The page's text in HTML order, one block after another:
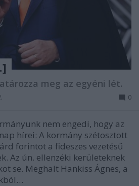
meg az egyéni lét.
0
nem engedi, hogy az
hírei: A kormány szétosztott
forintot a fideszes vezetésű
Az ún. ellenzéki kerületeknek
se. Meghalt Hankiss Ágnes, a